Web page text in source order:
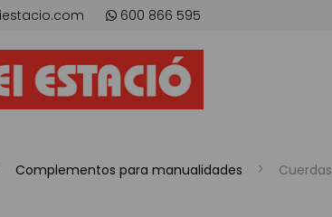
600 866 595
Complementos para manualidades Cuerdas